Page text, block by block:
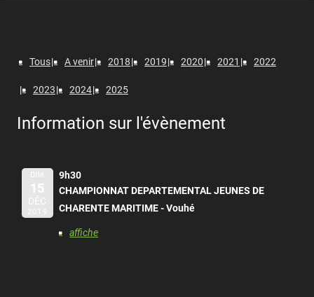
Tous A venir 2018 2019 2020 2021 2022
2023 2024 2025
Information sur l'évènement
DIM
15
DÉC
2019
9h30
CHAMPIONNAT DEPARTEMENTAL JEUNES DE
CHARENTE MARITIME - Vouhé
affiche